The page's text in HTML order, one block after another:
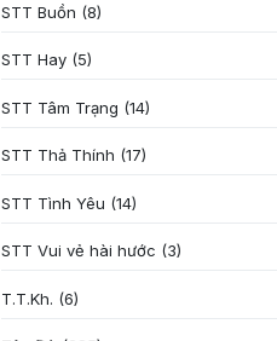
STT Buồn (8)
STT Hay (5)
STT Tâm Trạng (14)
STT Thả Thính (17)
STT Tình Yêu (14)
STT Vui vẻ hài hước (3)
T.T.Kh. (6)